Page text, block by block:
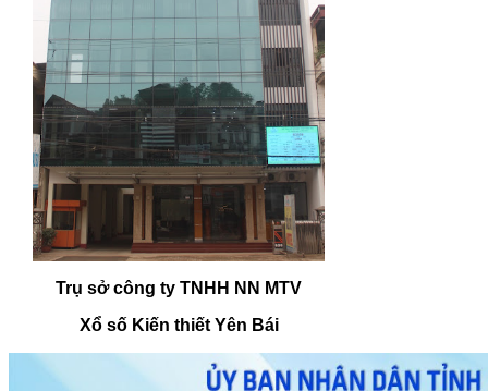
Trụ sở công ty TNHH NN MTV
Xổ số Kiến thiết Yên Bái